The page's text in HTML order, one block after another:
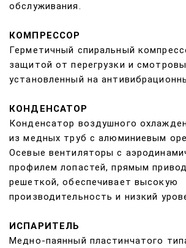
обслуживания.
КОМПРЕССОР
Герметичный спиральный
защитой от перегрузки и
установленный на
КОНДЕНСАТОР
Конденсатор воздушного
из медных труб с алюминиевым
Осевые вентиляторы с
профилем лопастей, прямым
решеткой, обеспечивает высокую
производительность и низкий
ИСПАРИТЕЛЬ
Медно-паянный пластинчатого